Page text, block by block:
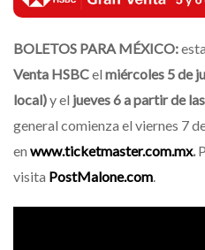
BOLETOS PARA MÉXICO:
Venta HSBCel miércoles 5 de
local)y el jueves 6 a partir de
general comienza el viernes 7
en www.ticketmaster.com.mx.
visita PostMalone.com.